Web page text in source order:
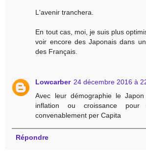
L'avenir tranchera.
En tout cas, moi, je suis plus
voir encore des Japonais dans
des Français.
Lowcarber 24 décembre 2016 à
Avec leur démographie le
inflation ou croissance
convenablement per Capita
Répondre